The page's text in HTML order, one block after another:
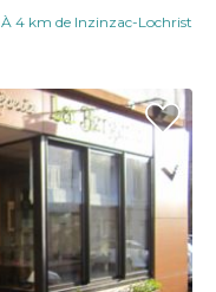
À 4 km de Inzinzac-Lochrist